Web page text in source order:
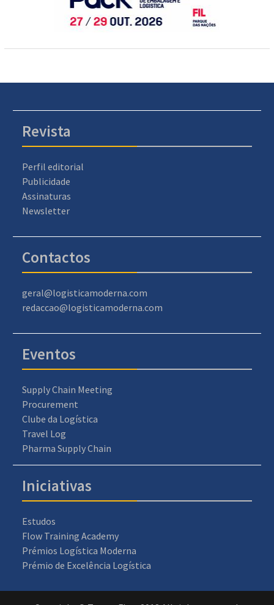
Revista
Perfil editorial
Publicidade
Assinaturas
Newsletter
Contactos
geral@logisticamoderna.com
redaccao@logisticamoderna.com
Eventos
Supply Chain Meeting
Procurement
Clube da Logística
Travel Log
Pharma Supply Chain
Iniciativas
Estudos
Flow Training Academy
Prémios Logística Moderna
Prémio de Excelência Logística